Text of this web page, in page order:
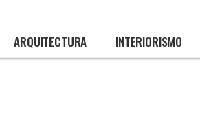
ARQUITECTURA INTERIORISMO